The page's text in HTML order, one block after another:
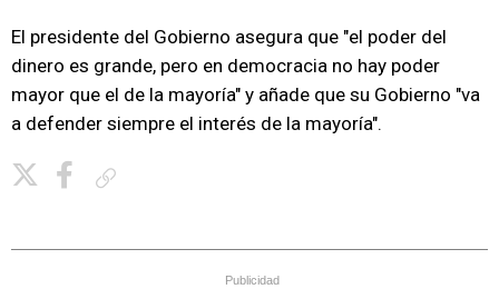
El presidente del Gobierno asegura que "el poder del
dinero es grande, pero en democracia no hay poder
mayor que el de la mayoría" y añade que su Gobierno "va
a defender siempre el interés de la mayoría".
Publicidad